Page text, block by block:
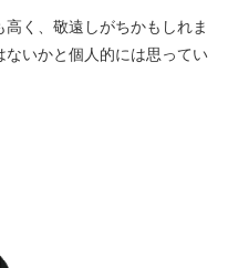
く、敬遠しがちかもしれま
いかと個人的には思ってい